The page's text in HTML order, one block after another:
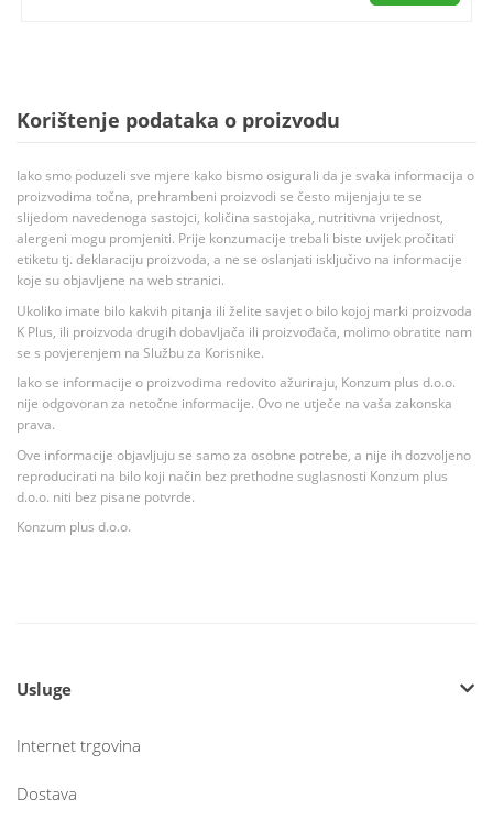
Korištenje podataka o proizvodu
Iako smo poduzeli sve mjere kako bismo osigurali da je svaka informacija o
proizvodima točna, prehrambeni proizvodi se često mijenjaju te se
slijedom navedenoga sastojci, količina sastojaka, nutritivna vrijednost,
alergeni mogu promjeniti. Prije konzumacije trebali biste uvijek pročitati
etiketu tj. deklaraciju proizvoda, a ne se oslanjati isključivo na informacije
koje su objavljene na web stranici.
Ukoliko imate bilo kakvih pitanja ili želite savjet o bilo kojoj marki proizvoda
K Plus, ili proizvoda drugih dobavljača ili proizvođača, molimo obratite nam
se s povjerenjem na Službu za Korisnike.
Iako se informacije o proizvodima redovito ažuriraju, Konzum plus d.o.o.
nije odgovoran za netočne informacije. Ovo ne utječe na vaša zakonska
prava.
Ove informacije objavljuju se samo za osobne potrebe, a nije ih dozvoljeno
reproducirati na bilo koji način bez prethodne suglasnosti Konzum plus
d.o.o. niti bez pisane potvrde.
Konzum plus d.o.o.
Usluge
Internet trgovina
Dostava